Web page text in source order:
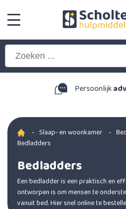
Persoonlijk
- Slaap- en woonkamer -
Bedladders
Bedladders
Een bedladder is een praktisch en
ontworpen is om mensen te
vanuit bed. Hier snel online te